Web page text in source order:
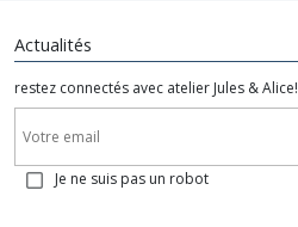
Actualités
restez connectés avec atelier Jules & Alice!
Je ne suis pas un robot